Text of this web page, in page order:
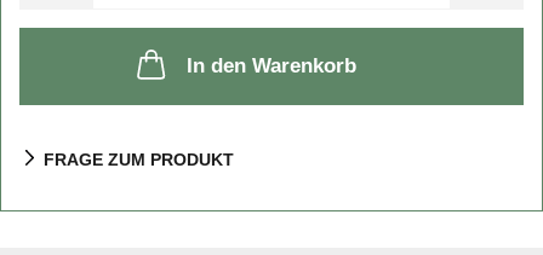
In den Warenkorb
FRAGE ZUM PRODUKT